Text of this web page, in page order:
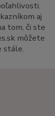
aj
tom, či ste
môžete
stále.